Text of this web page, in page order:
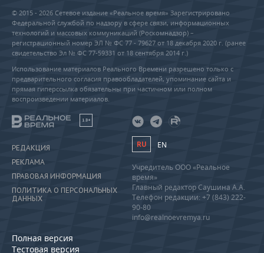
© 2015 - 2026 Сетевое издание «Реальное время» Зарегистрировано
Федеральной службой по надзору в сфере связи, информационных
технологий и массовых коммуникаций (Роскомнадзор) –
регистрационный номер ЭЛ № ФС 77 - 79627 от 18 декабря 2020 г. (ранее
свидетельство Эл № ФС 77-59331 от 18 сентября 2014 г.)
Использование материалов Реального Времени разрешено только с
предварительного согласия правообладателей, упоминание сайта и
прямая гиперссылка обязательны при частичном или полном
воспроизведении материалов.
18+
РЕДАКЦИЯ
РЕКЛАМА
ПРАВОВАЯ ИНФОРМАЦИЯ
ПОЛИТИКА О ПЕРСОНАЛЬНЫХ
ДАННЫХ
Полная версия
Тестовая версия
RU EN
Учредитель ООО «Реальное
время»
Главный редактор Саушина А.А.
Телефон редакции: +7 (843) 222-
90-80
info@realnoevremya.ru